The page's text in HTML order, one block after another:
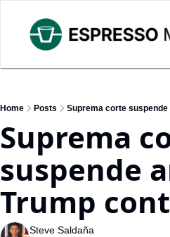
Home Posts Suprema corte
Suprema
suspende
Trump
Steve Saldaña